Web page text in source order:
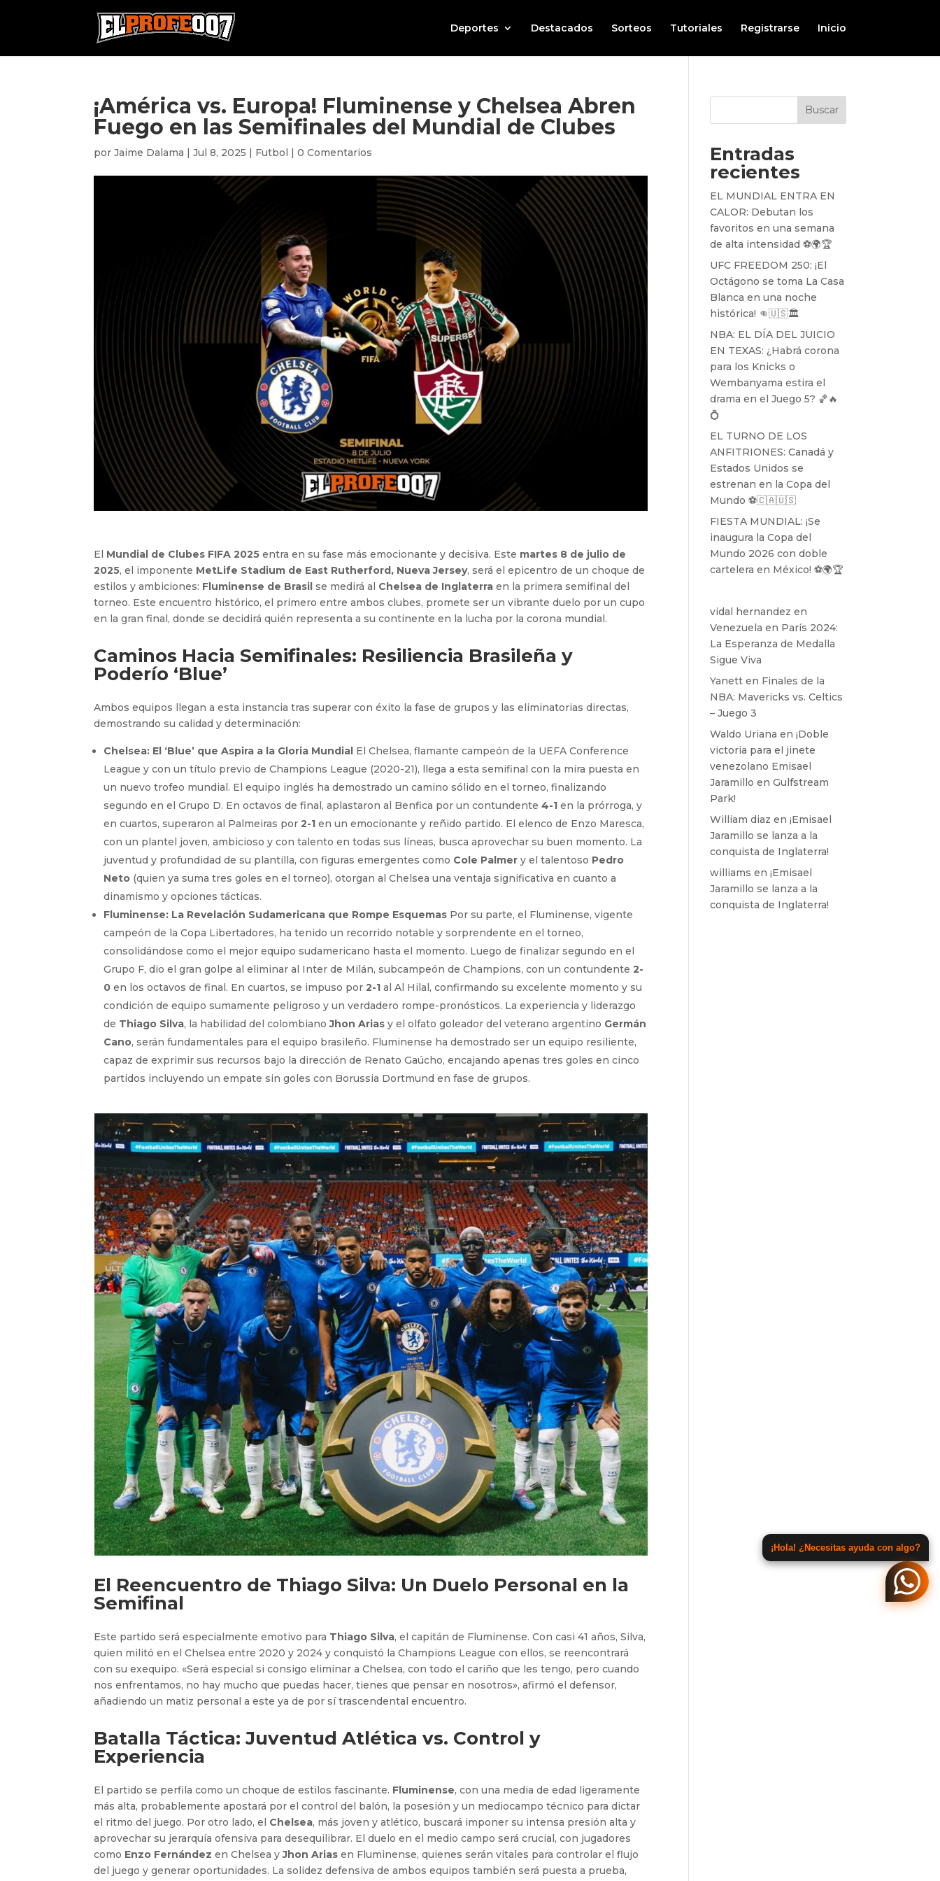
Deportes Destacados Sorteos Tutoriales Registrarse Inicio
¡América vs. Europa! Fluminense y Chelsea Abren
Fuego en las Semifinales del Mundial de Clubes
porJaime Dalama |Jul 8, 2025 | Futbol |0 Comentarios
El Mundial de Clubes FIFA 2025 entra en su fase más emocionante y decisiva. Este martes 8 de julio de
2025, el imponente MetLife Stadium de East Rutherford, Nueva Jersey, será el epicentro de un choque de
estilos y ambiciones: Fluminense de Brasil se medirá al Chelsea de Inglaterra en la primera semifinal del
torneo. Este encuentro histórico, el primero entre ambos clubes, promete ser un vibrante duelo por un cupo
en la gran final, donde se decidirá quién representa a su continente en la lucha por la corona mundial.
Caminos Hacia Semifinales: Resiliencia Brasileña y
Poderío ‘Blue’
Ambos equipos llegan a esta instancia tras superar con éxito la fase de grupos y las eliminatorias directas,
demostrando su calidad y determinación:
Chelsea: El ‘Blue’ que Aspira a la Gloria Mundial El Chelsea, flamante campeón de la UEFA Conference
League y con un título previo de Champions League (2020-21), llega a esta semifinal con la mira puesta en
un nuevo trofeo mundial. El equipo inglés ha demostrado un camino sólido en el torneo, finalizando
segundo en el Grupo D. En octavos de final, aplastaron al Benfica por un contundente4-1 en la prórroga, y
en cuartos, superaron al Palmeiras por2-1 en un emocionante y reñido partido. El elenco de Enzo Maresca,
con un plantel joven, ambicioso y con talento en todas sus líneas, busca aprovechar su buen momento. La
juventud y profundidad de su plantilla, con figuras emergentes como Cole Palmer y el talentoso Pedro
Neto (quien ya suma tres goles en el torneo), otorgan al Chelsea una ventaja significativa en cuanto a
dinamismo y opciones tácticas.
Fluminense: La Revelación Sudamericana que Rompe Esquemas Por su parte, el Fluminense, vigente
campeón de la Copa Libertadores, ha tenido un recorrido notable y sorprendente en el torneo,
consolidándose como el mejor equipo sudamericano hasta el momento. Luego de finalizar segundo en el
Grupo F, dio el gran golpe al eliminar al Inter de Milán, subcampeón de Champions, con un contundente2-
0 en los octavos de final. En cuartos, se impuso por2-1 al Al Hilal, confirmando su excelente momento y su
condición de equipo sumamente peligroso y un verdadero rompe-pronósticos. La experiencia y liderazgo
de Thiago Silva, la habilidad del colombianoJhon Arias y el olfato goleador del veterano argentino Germán
Cano, serán fundamentales para el equipo brasileño. Fluminense ha demostrado ser un equipo resiliente,
capaz de exprimir sus recursos bajo la dirección de Renato Gaúcho, encajando apenas tres goles en cinco
partidos incluyendo un empate sin goles con Borussia Dortmund en fase de grupos.
El Reencuentro de Thiago Silva: Un Duelo Personal en la
Semifinal
Este partido será especialmente emotivo para Thiago Silva, el capitán de Fluminense. Con casi 41 años, Silva,
quien militó en el Chelsea entre 2020 y 2024 y conquistó la Champions League con ellos, se reencontrará
con su exequipo. «Será especial si consigo eliminar a Chelsea, con todo el cariño que les tengo, pero cuando
nos enfrentamos, no hay mucho que puedas hacer, tienes que pensar en nosotros», afirmó el defensor,
añadiendo un matiz personal a este ya de por sí trascendental encuentro.
Batalla Táctica: Juventud Atlética vs. Control y
Experiencia
El partido se perfila como un choque de estilos fascinante. Fluminense, con una media de edad ligeramente
más alta, probablemente apostará por el control del balón, la posesión y un mediocampo técnico para dictar
el ritmo del juego. Por otro lado, el Chelsea, más joven y atlético, buscará imponer su intensa presión alta y
aprovechar su jerarquía ofensiva para desequilibrar. El duelo en el medio campo será crucial, con jugadores
como Enzo Fernández en Chelsea yJhon Arias en Fluminense, quienes serán vitales para controlar el flujo
del juego y generar oportunidades. La solidez defensiva de ambos equipos también será puesta a prueba,
Buscar
Entradas
recientes
EL MUNDIAL ENTRA EN
CALOR: Debutan los
favoritos en una semana
de alta intensidad ⚽️🌍🏆
UFC FREEDOM 250: ¡El
Octágono se toma La Casa
Blanca en una noche
histórica! 👊🇺🇸🏛️
NBA: EL DÍA DEL JUICIO
EN TEXAS: ¿Habrá corona
para los Knicks o
Wembanyama estira el
drama en el Juego 5? 🏀🔥
💍
EL TURNO DE LOS
ANFITRIONES: Canadá y
Estados Unidos se
estrenan en la Copa del
Mundo ⚽️🇨🇦🇺🇸
FIESTA MUNDIAL: ¡Se
inaugura la Copa del
Mundo 2026 con doble
cartelera en México! ⚽️🌍🏆
vidal hernandez en
Venezuela en París 2024:
La Esperanza de Medalla
Sigue Viva
Yanett en Finales de la
NBA: Mavericks vs. Celtics
– Juego 3
Waldo Uriana en¡Doble
victoria para el jinete
venezolano Emisael
Jaramillo en Gulfstream
Park!
William diaz en¡Emisael
Jaramillo se lanza a la
conquista de Inglaterra!
williams en¡Emisael
Jaramillo se lanza a la
conquista de Inglaterra!
¡Hola! ¿Necesitas ayuda con algo?